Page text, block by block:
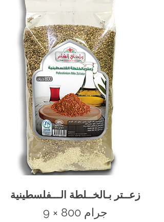
زعــتر بـالخــلطة الـــفلسطينية
9 × 800 جرام